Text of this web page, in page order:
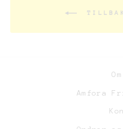
Amfora